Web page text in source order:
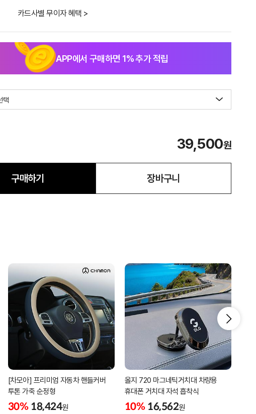
카드사별 무이자 혜택 >
APP에서 구매하면 1% 추가 적립
택
39,500원
구매하기 장바구니
[차모아] 프리미엄 자동차 핸들커버
투톤 가죽 순정형
30% 18,424원
올지 720 마그네틱거치대 차량용
휴대폰 거치대 자석 흡착식
10% 16,562원